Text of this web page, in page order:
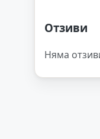
Отзиви
Няма